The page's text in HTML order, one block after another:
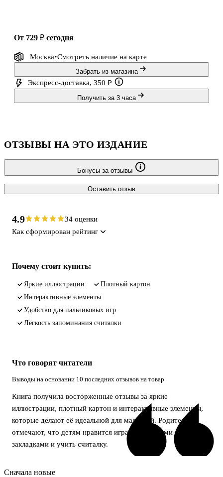
от 729 ₽ сегодня
Москва Смотреть наличие на карте
Забрать из магазина
Экспресс-доставка, 350 ₽
Получить за 3 часа
ОТЗЫВЫ НА ЭТО ИЗДАНИЕ
Бонусы за отзывы
Оставить отзыв
4.9
34 оценки
Как сформирован рейтинг
Почему стоит купить:
яркие иллюстрации
плотный картон
интерактивные элементы
удобство для пальчиковых игр
лёгкость запоминания считалки
Что говорят читатели
Выводы на основании 10 последних отзывов на товар
Книга получила восторженные отзывы за яркие
иллюстрации, плотный картон и интерактивные элементы,
которые делают её идеальной для малышей. Родители
отмечают, что детям нравится играть с котятами-
закладками и учить считалку.
Сначала новые